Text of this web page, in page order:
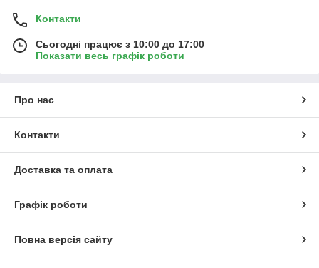
Контакти
Сьогодні працює з 10:00 до 17:00
Показати весь графік роботи
Про нас
Контакти
Доставка та оплата
Графік роботи
Повна версія сайту